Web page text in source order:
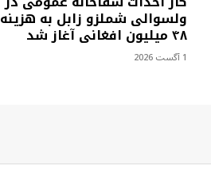
ولسوالی شملزو زابل به هزینه
۴۸ میلیون افغانی آغاز شد
1 آگست 2026